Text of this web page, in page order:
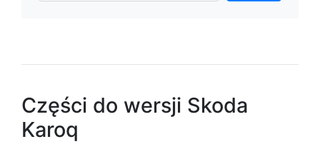
Części do wersji Skoda
Karoq